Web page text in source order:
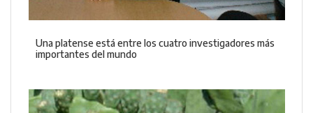
Una platense está entre los cuatro investigadores más
importantes del mundo